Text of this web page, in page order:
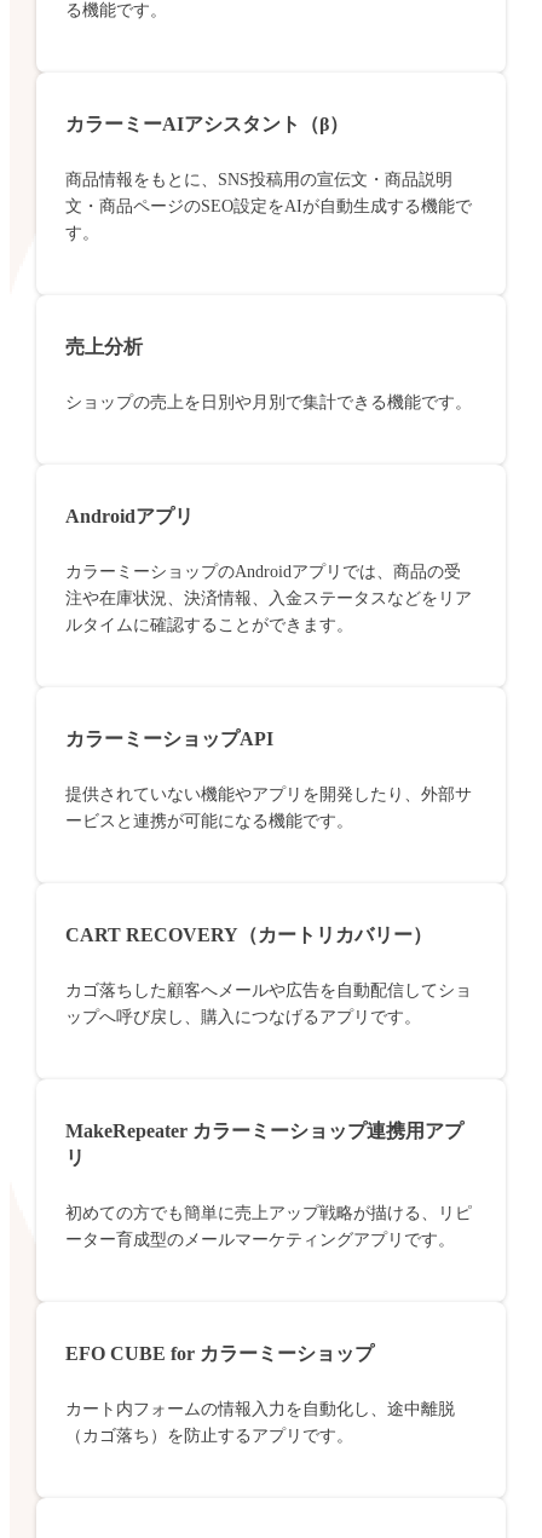
る機能です。
カラーミーAIアシスタント（β）
商品情報をもとに、SNS投稿用の宣伝文・商品説明
文・商品ページのSEO設定をAIが自動生成する機能で
す。
売上分析
ショップの売上を日別や月別で集計できる機能です。
Androidアプリ
カラーミーショップのAndroidアプリでは、商品の受
注や在庫状況、決済情報、入金ステータスなどをリア
ルタイムに確認することができます。
カラーミーショップAPI
提供されていない機能やアプリを開発したり、外部サ
ービスと連携が可能になる機能です。
CART RECOVERY（カートリカバリー）
カゴ落ちした顧客へメールや広告を自動配信してショ
ップへ呼び戻し、購入につなげるアプリです。
MakeRepeater カラーミーショップ連携用アプ
リ
初めての方でも簡単に売上アップ戦略が描ける、リピ
ーター育成型のメールマーケティングアプリです。
EFO CUBE for カラーミーショップ
カート内フォームの情報入力を自動化し、途中離脱
（カゴ落ち）を防止するアプリです。